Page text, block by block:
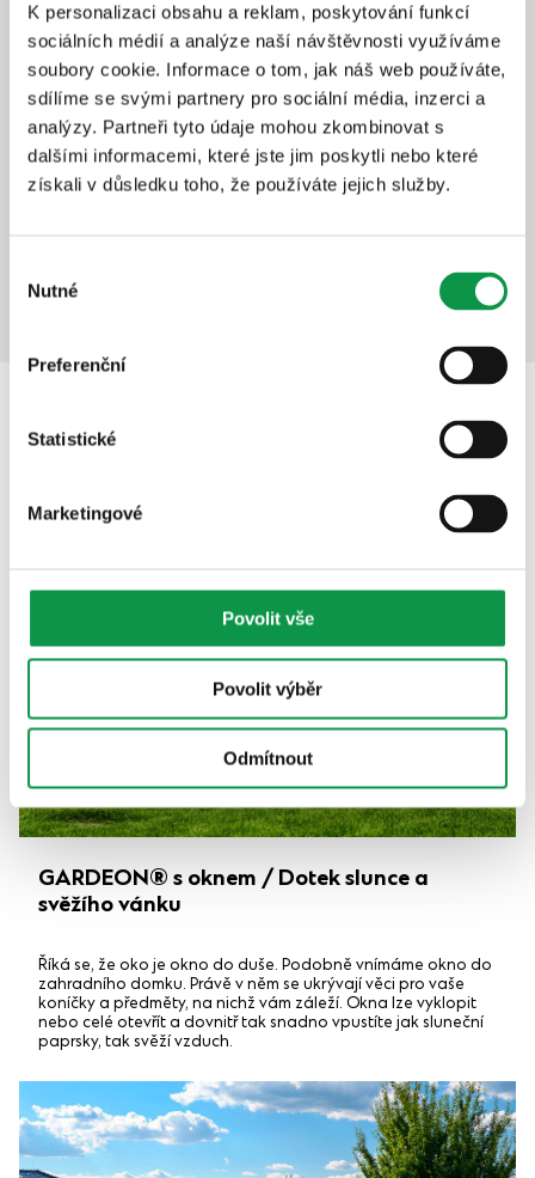
K personalizaci obsahu a reklam, poskytování funkcí
sociálních médií a analýze naší návštěvnosti využíváme
soubory cookie. Informace o tom, jak náš web používáte,
sdílíme se svými partnery pro sociální média, inzerci a
analýzy. Partneři tyto údaje mohou zkombinovat s
dalšími informacemi, které jste jim poskytli nebo které
získali v důsledku toho, že používáte jejich služby.
souhlasu
Nutné
Preferenční
Statistické
Marketingové
Povolit vše
Povolit výběr
Odmítnout
Prodloužení záruky na 20 let
Bezstarostné užívání stavby
Rychlý a profesionální servis
Dlouhodobá ochrana investice
+10 838Kč
Popis
GARDEON® s oknem / Dotek slunce a
svěžího vánku
Říká se, že oko je okno do duše. Podobně vnímáme okno do
zahradního domku. Právě v něm se ukrývají věci pro vaše
koníčky a předměty, na nichž vám záleží. Okna lze vyklopit
nebo celé otevřít a dovnitř tak snadno vpustíte jak sluneční
paprsky, tak svěží vzduch.